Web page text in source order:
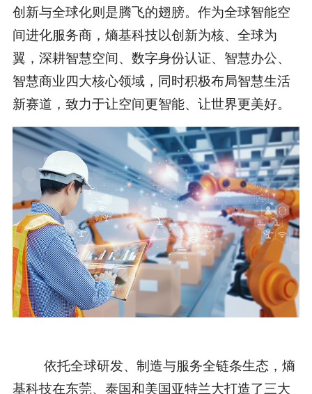
创新与全球化则是腾飞的翅膀。作为全球智能空
间进化服务商，熵基科技以创新为核、全球为
翼，深耕智慧空间、数字身份认证、智慧办公、
智慧商业四大核心领域，同时积极布局智慧生活
新赛道，致力于让空间更智能、让世界更美好。
依托全球研发、制造与服务全链条生态，熵
基科技在东莞、泰国和美国亚特兰大打造了三大